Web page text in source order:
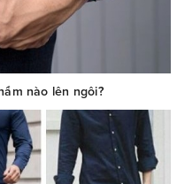
nào lên ngôi?